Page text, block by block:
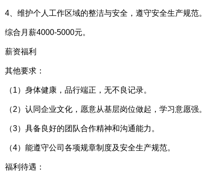
4、维护个人工作区域的整洁与安全，遵守安全生产规范。
综合月薪4000-5000元。
薪资福利
其他要求：
（1）身体健康，品行端正，无不良记录。
（2）认同企业文化，愿意从基层岗位做起，学习意愿强。
（3）具备良好的团队合作精神和沟通能力。
（4）能遵守公司各项规章制度及安全生产规范。
福利待遇：